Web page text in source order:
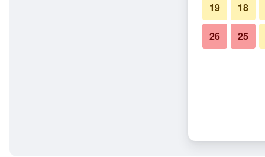
18
19
25
26